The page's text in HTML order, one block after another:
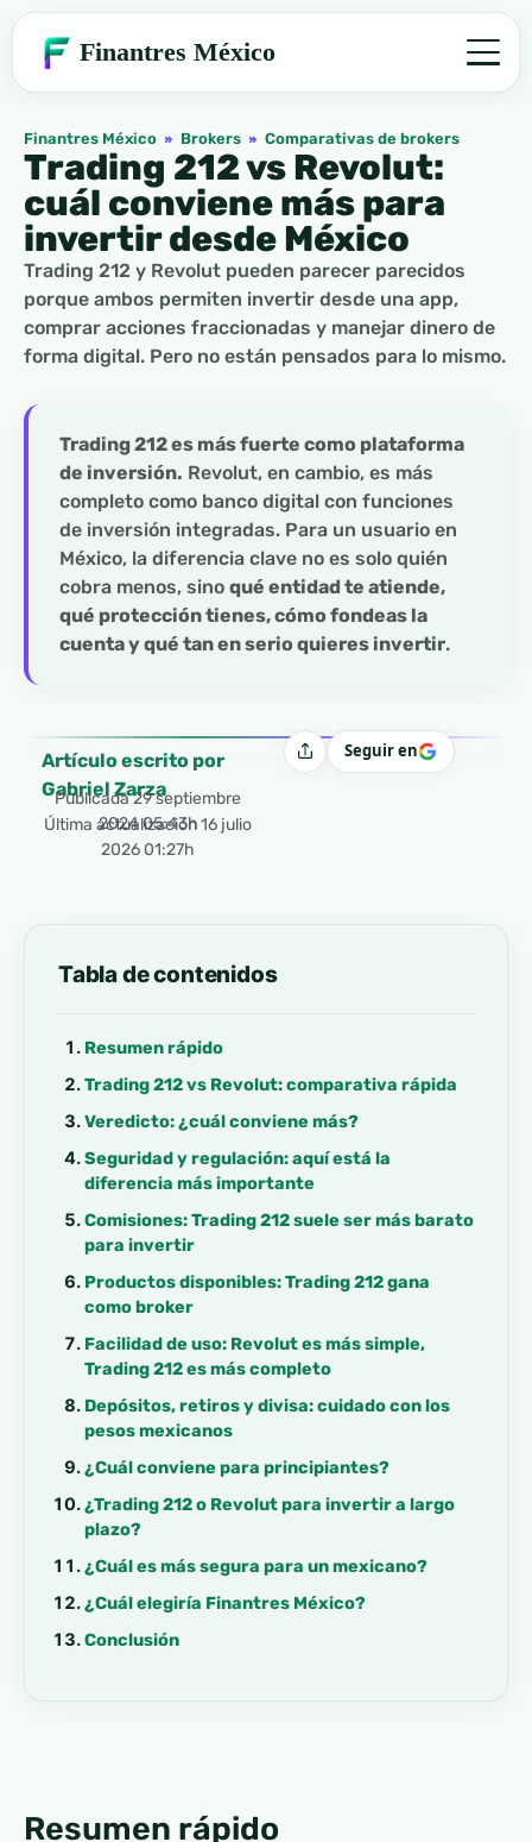
Finantres México
Finantres México » Brokers » Comparativas de brokers
Trading 212 vs Revolut:
cuál conviene más para
invertir desde México
Trading 212 y Revolut pueden parecer parecidos
porque ambos permiten invertir desde una app,
comprar acciones fraccionadas y manejar dinero de
forma digital. Pero no están pensados para lo mismo.
Trading 212 es más fuerte como plataforma
de inversión. Revolut, en cambio, es más
completo como banco digital con funciones
de inversión integradas. Para un usuario en
México, la diferencia clave no es solo quién
cobra menos, sino qué entidad te atiende,
qué protección tienes, cómo fondeas la
cuenta y qué tan en serio quieres invertir.
Artículo escrito por
Gabriel Zarza
Publicada29 septiembre
2024 05:43h
Última actualización 16 julio
2026 01:27h
CompartirSeguir en
Tabla de contenidos
Resumen rápido
Trading 212 vs Revolut: comparativa rápida
Veredicto: ¿cuál conviene más?
Seguridad y regulación: aquí está la
diferencia más importante
Comisiones: Trading 212 suele ser más barato
para invertir
Productos disponibles: Trading 212 gana
como broker
Facilidad de uso: Revolut es más simple,
Trading 212 es más completo
Depósitos, retiros y divisa: cuidado con los
pesos mexicanos
¿Cuál conviene para principiantes?
¿Trading 212 o Revolut para invertir a largo
plazo?
¿Cuál es más segura para un mexicano?
¿Cuál elegiría Finantres México?
Conclusión
Resumen rápido